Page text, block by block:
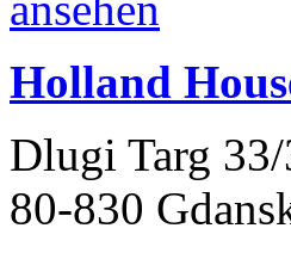
Holland
Dlugi Targ
80-830